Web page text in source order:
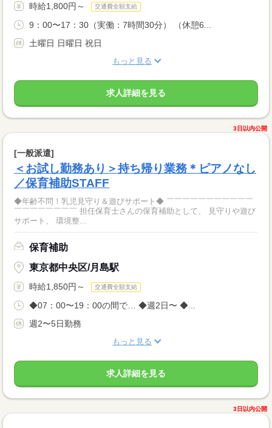
時給1,800円～ 交通費全額支給
9：00〜17：30（実働：7時間30分） （休憩6...
土曜日 日曜日 祝日
もっと見る
求人詳細を見る
3日以内公開
[一般派遣]
＜お試し勤務あり＞持ち帰り業務＊ピアノなし
／保育補助STAFF
◆年齢不問！乳児見守り＆遊びサポート◆ ￣￣￣￣￣￣￣￣￣￣￣
￣￣￣￣￣￣￣￣ 担任保育士さんの保育補助として、 見守りや遊び
サポート、 環境整...
保育補助
東京都中央区/月島駅
時給1,850円～ 交通費全額支給
◆07：00〜19：00の間で… ◆週2日〜 ◆...
週2〜5日勤務
もっと見る
求人詳細を見る
3日以内公開